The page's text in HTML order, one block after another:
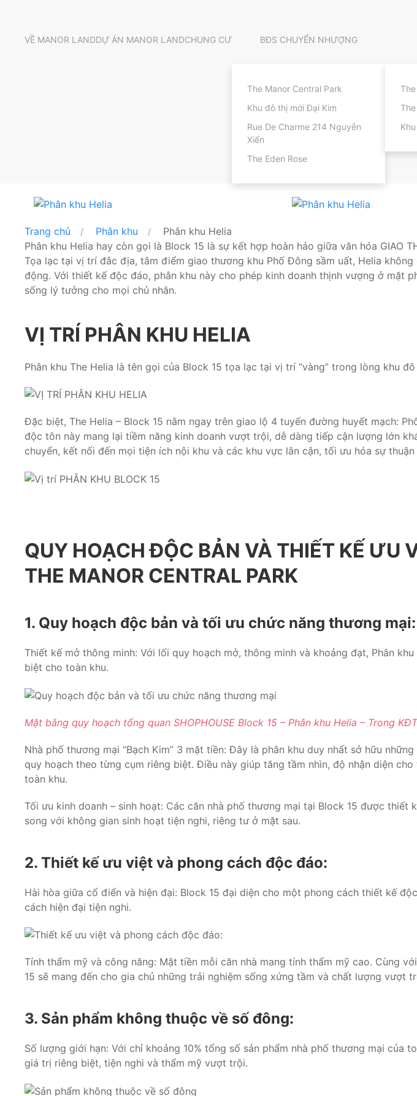
VỀ MANOR LANDDỰ ÁN MANOR LANDCHUNG CƯ BĐS CHUYỂN NHƯỢNG
The Manor Central Park
Khu đô thị mới Đại Kim
Rue De Charme 214 Nguyễn
Xiển
The Eden Rose
Trang chủ Phân khu
Phân khu Helia
Phân khu Helia hay còn gọi là Block 15 là sự kết hợp hoàn hảo giữa văn hóa GIAO
Tọa lạc tại vị trí đắc địa, tâm điểm giao thương khu Phố Đông sầm uất, Helia
động. Với thiết kế độc đáo, phân khu này cho phép kinh doanh thịnh vượng ở mặt
sống lý tưởng cho mọi chủ nhân.
VỊ TRÍ PHÂN KHU HELIA
Phân khu The Helia là tên gọi của Block 15 tọa lạc tại vị trí “vàng” trong lòng khu
Đặc biệt, The Helia – Block 15 nằm ngay trên giao lộ 4 tuyến đường huyết mạch:
độc tôn này mang lại tiềm năng kinh doanh vượt trội, dễ dàng tiếp cận lượng lớn
chuyển, kết nối đến mọi tiện ích nội khu và các khu vực lân cận, tối ưu hóa sự
QUY HOẠCH ĐỘC BẢN VÀ THIẾT KẾ ƯU
THE MANOR CENTRAL PARK
1. Quy hoạch độc bản và tối ưu chức năng thương mại:
Thiết kế mở thông minh: Với lối quy hoạch mở, thông minh và khoảng đạt, Phân
biệt cho toàn khu.
Mặt bằng quy hoạch tổng quan SHOPHOUSE Block 15 – Phân khu Helia – Trong
Nhà phố thương mại “Bạch Kim” 3 mặt tiền: Đây là phân khu duy nhất sở hữu
quy hoạch theo từng cụm riêng biệt. Điều này giúp tăng tầm nhìn, độ nhận diện
toàn khu.
Tối ưu kinh doanh – sinh hoạt: Các căn nhà phố thương mại tại Block 15 được
song với không gian sinh hoạt tiện nghi, riêng tư ở mặt sau.
2. Thiết kế ưu việt và phong cách độc đáo:
Hài hòa giữa cổ điển và hiện đại: Block 15 đại diện cho một phong cách thiết kế
cách hiện đại tiện nghi.
Tính thẩm mỹ và công năng: Mặt tiền mỗi căn nhà mang tính thẩm mỹ cao. Cùng
15 sẽ mang đến cho gia chủ những trải nghiệm sống xứng tầm và chất lượng vượt
3. Sản phẩm không thuộc về số đông:
Số lượng giới hạn: Với chỉ khoảng 10% tổng số sản phẩm nhà phố thương mại của
giá trị riêng biệt, tiện nghi và thẩm mỹ vượt trội.